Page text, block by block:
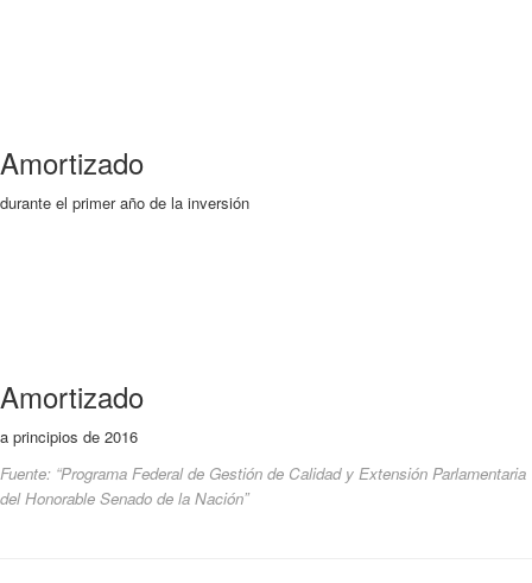
Amortizado
durante el primer año de la inversión
Amortizado
a principios de 2016
Fuente: “Programa Federal de Gestión de Calidad y Extensión Parlamentaria
del Honorable Senado de la Nación”